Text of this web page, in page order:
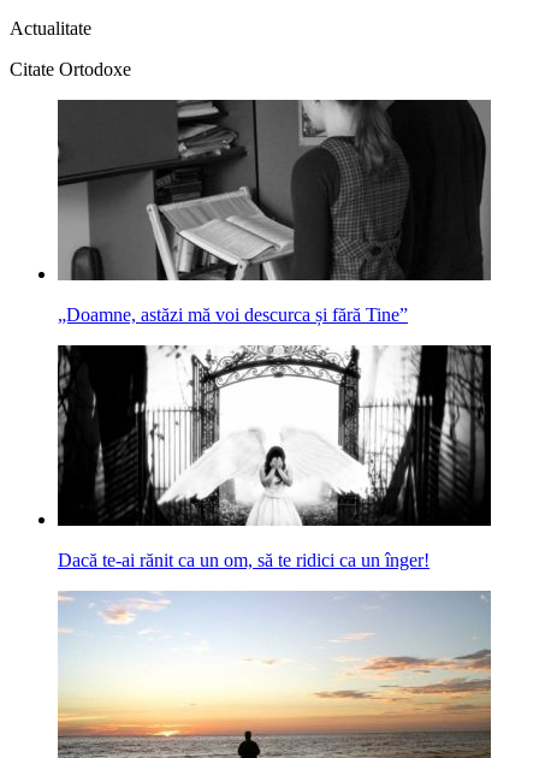
Actualitate
Citate Ortodoxe
„Doamne, astăzi mă voi descurca și fără Tine”
Dacă te-ai rănit ca un om, să te ridici ca un înger!